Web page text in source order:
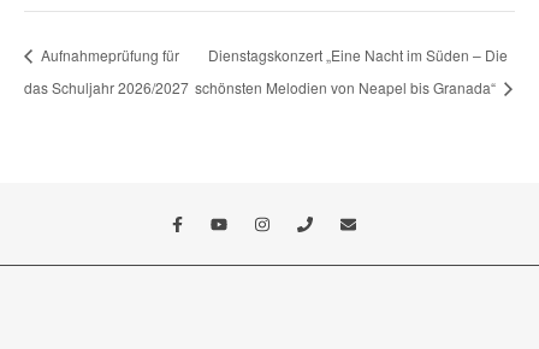
Aufnahmeprüfung für
das Schuljahr 2026/2027
Dienstagskonzert „Eine Nacht im Süden – Die
schönsten Melodien von Neapel bis Granada“